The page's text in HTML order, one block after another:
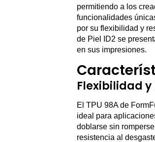
permitiendo a los
funcionalidades
por su flexibilidad y
de Piel ID2 se
en sus impresiones.
Flexibilidad
El TPU 98A de
ideal para
doblarse sin
resistencia al